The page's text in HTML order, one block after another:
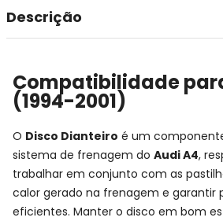
Descrição
Compatibilidade
(1994-2001)
O Disco Dianteiro é um
sistema de frenagem do Audi A4,
trabalhar em conjunto com as
calor gerado na frenagem e garantir
eficientes. Manter o disco em bom